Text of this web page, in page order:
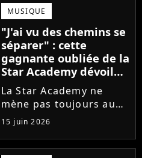
est aujourd'hui plus
écoutée en streaming
que Jenifer et Nolwenn
Leroy !
MUSIQUE
"J'ai vu des chemins se
séparer" : cette
gagnante oubliée de la
Star Academy dévoile
l'envers du décor du
métier
La Star Academy ne
mène pas toujours au
succès. Après l'échec de
son premier album,
Anisha Jo, gagnante de
15 juin 2026